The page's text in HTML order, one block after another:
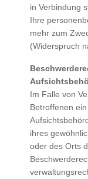
in Verbindung
Ihre
mehr zum
(Widerspruch
Im Falle von
Betroffenen
ihres
oder des Orts